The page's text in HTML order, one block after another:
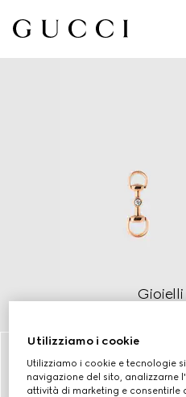
Gioielli
Utilizziamo i cookie
Utilizziamo i cookie e tecnologie
navigazione del sito, analizzarne
attività di marketing e consentirle